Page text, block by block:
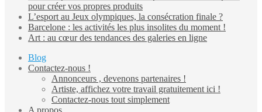
pour créer vos propres produits
L’esport au Jeux olympiques, la consécration finale ?
Barcelone : les activités les plus insolites du moment !
Art : au cœur des tendances des galeries en ligne
Blog
Contactez-nous !
Annonceurs , devenons partenaires !
Artiste, affichez votre travail gratuitement ici !
Contactez-nous tout simplement
A propos